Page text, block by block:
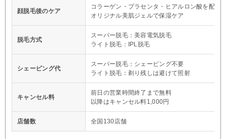
顔脱毛後のケア
コラーゲン・プラセンタ・ヒアルロン酸を配合
オリジナル美肌ジェルで保湿ケア
脱毛方式
スーパー脱毛：美容電気脱毛
ライト脱毛：IPL脱毛
シェービング代
スーパー脱毛：シェービング不要
ライト脱毛：剃り残しは避けて照射
キャンセル料
前日の営業時間終了まで無料
以降はキャンセル料1,000円
店舗数 全国130店舗